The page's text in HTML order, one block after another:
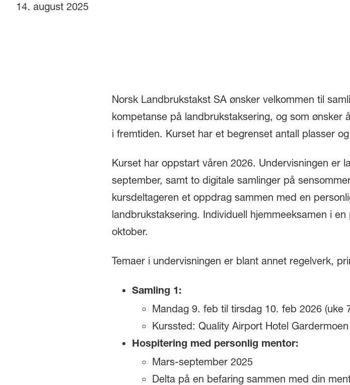
14. august 2025
Norsk Landbrukstakst SA ønsker velkommen til
kompetanse på landbrukstaksering, og som
i fremtiden. Kurset har et begrenset antall plasser
Kurset har oppstart våren 2026. Undervisningen er
september, samt to digitale samlinger på
kursdeltageren et oppdrag sammen med en
landbrukstaksering. Individuell hjemmeeksamen i
oktober.
Temaer i undervisningen er blant annet regelverk,
Samling 1:
Mandag 9. feb til tirsdag 10. feb 2026 (uke
Kurssted: Quality Airport Hotel Gardermoen
Hospitering med personlig mentor:
Mars-september 2025
Delta på en befaring sammen med din